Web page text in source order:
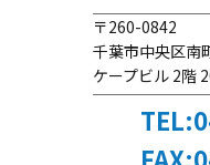
〒260-0842
千葉市中央区南
ケープビル 2階